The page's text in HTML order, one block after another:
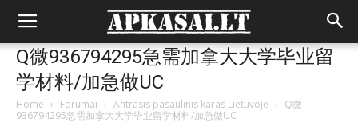
Q微936794295急需加拿大大学毕业留
学材料/加急做UC
Home › Forumai › Antrasis pasaulinis karas Lietuvoje › Q微
936794295急需加拿大大学毕业留学材料/加急做UC